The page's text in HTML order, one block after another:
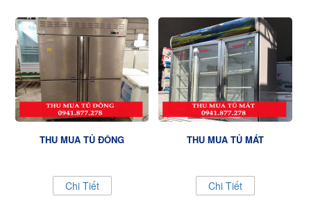
THU MUA TỦ ĐÔNG
Chi Tiết
THU MUA TỦ MÁT
Chi Tiết